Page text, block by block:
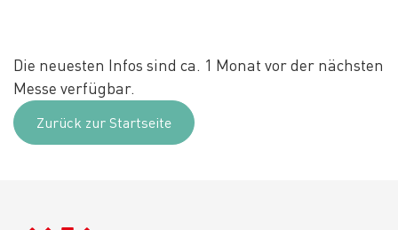
Die neuesten Infos sind ca. 1 Monat vor der nächsten
Messe verfügbar.
Zurück zur Startseite